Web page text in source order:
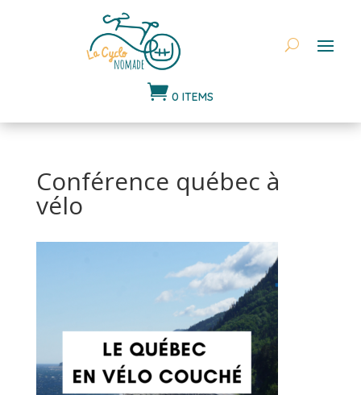
 0 ITEMS
Conférence québec à
vélo